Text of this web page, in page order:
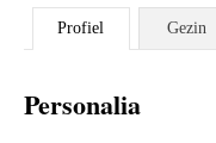
Profiel Gezin
Personalia